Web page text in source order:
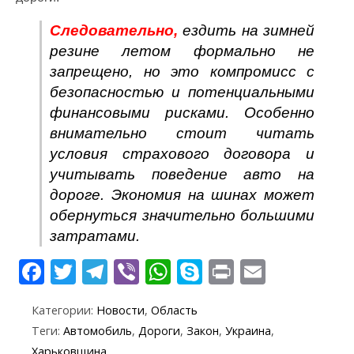
Следовательно, ездить на зимней
резине летом формально не
запрещено, но это компромисс с
безопасностью и потенциальными
финансовыми рисками. Особенно
внимательно стоит читать
условия страхового договора и
учитывать поведение авто на
дороге. Экономия на шинах может
обернуться значительно большими
затратами.
F
e
T
itt
T
e
Vi
er
W
at
S
y
Pr
t ai
Категории: Новости, Область
Теги: Автомобиль, Дороги, Закон, Украина,